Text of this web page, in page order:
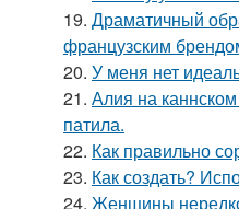
19. Драматичный
французским
20. У меня нет
21. Алия на
патила.
22. Как правильно
23. Как создать?
24. Женщины